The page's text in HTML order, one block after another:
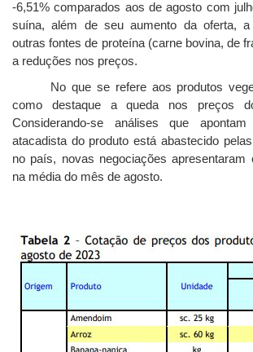
-6,51% comparados aos de agosto com
suína, além de seu aumento da oferta, a
outras fontes de proteína (carne bovina, de
a reduções nos preços.
No que se refere aos produtos
como destaque a queda nos preços
Considerando-se análises que
atacadista do produto está abastecido
no país, novas negociações apresentaram
na média do mês de agosto.